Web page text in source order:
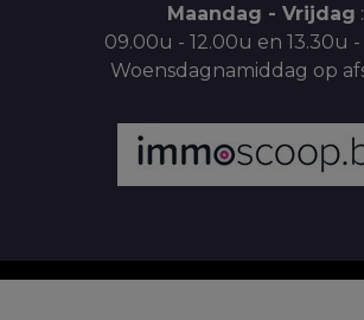
Maandag - Vrijdag :
09.00u - 12.00u en 13.30u -
Woensdagnamiddag op